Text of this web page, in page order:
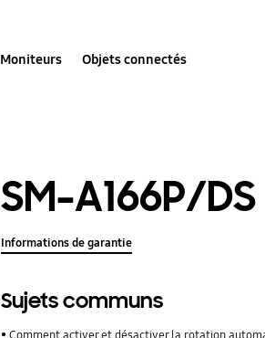
Moniteurs Objets connectés
SM-A166P/DS
Informations de garantie
Sujets communs